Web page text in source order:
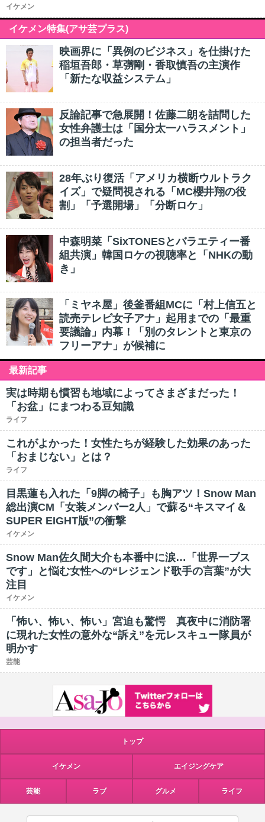
イケメン
イケメン特集(アサ芸プラス)
映画界に「異例のビジネス」を仕掛けた
稲垣吾郎・草彅剛・香取慎吾の主演作
「新たな収益システム」
反論記事で急展開！佐藤二朗を詰問した
女性弁護士は「国分太一ハラスメント」
の担当者だった
28年ぶり復活「アメリカ横断ウルトラク
イズ」で疑問視される「MC櫻井翔の役
割」「予選開場」「分断ロケ」
中森明菜「SixTONESとバラエティー番
組共演」韓国ロケの視聴率と「NHKの動
き」
「ミヤネ屋」後釜番組MCに「村上信五と
読売テレビ女子アナ」起用までの「最重
要議論」内幕！「別のタレントと東京の
フリーアナ」が候補に
最新記事
実は時期も慣習も地域によってさまざまだった！
「お盆」にまつわる豆知識
ライフ
これがよかった！女性たちが経験した効果のあった
「おまじない」とは？
ライフ
目黒蓮も入れた「9脚の椅子」も胸アツ！Snow Man
総出演CM「女装メンバー2人」で蘇る“キスマイ＆
SUPER EIGHT版”の衝撃
イケメン
Snow Man佐久間大介も本番中に涙…「世界一ブス
です」と悩む女性への“レジェンド歌手の言葉”が大
注目
イケメン
「怖い、怖い、怖い」宮迫も驚愕 真夜中に消防署
に現れた女性の意外な“訴え”を元レスキュー隊員が
明かす
芸能
トップ
イケメン エイジングケア
芸能 ラブ グルメ ライフ